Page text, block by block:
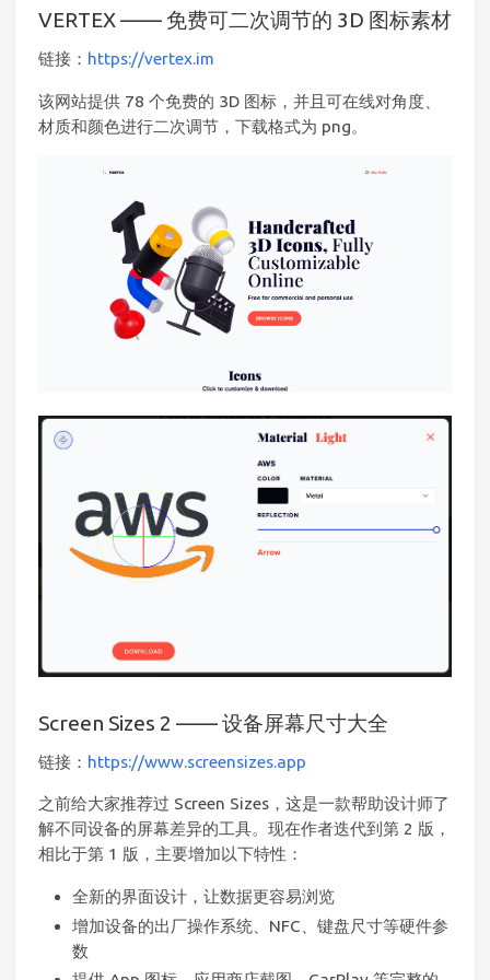
VERTEX —— 免费可二次调节的 3D 图标素材
链接： https://vertex.im
该网站提供 78 个免费的 3D 图标，并且可在线对角度、
材质和颜色进行二次调节，下载格式为 png。
Screen Sizes 2 —— 设备屏幕尺寸大全
链接： https://www.screensizes.app
之前给大家推荐过 Screen Sizes，这是一款帮助设计师了
解不同设备的屏幕差异的工具。现在作者迭代到第 2 版，
相比于第 1 版，主要增加以下特性：
全新的界面设计，让数据更容易浏览
增加设备的出厂操作系统、NFC、键盘尺寸等硬件参
数